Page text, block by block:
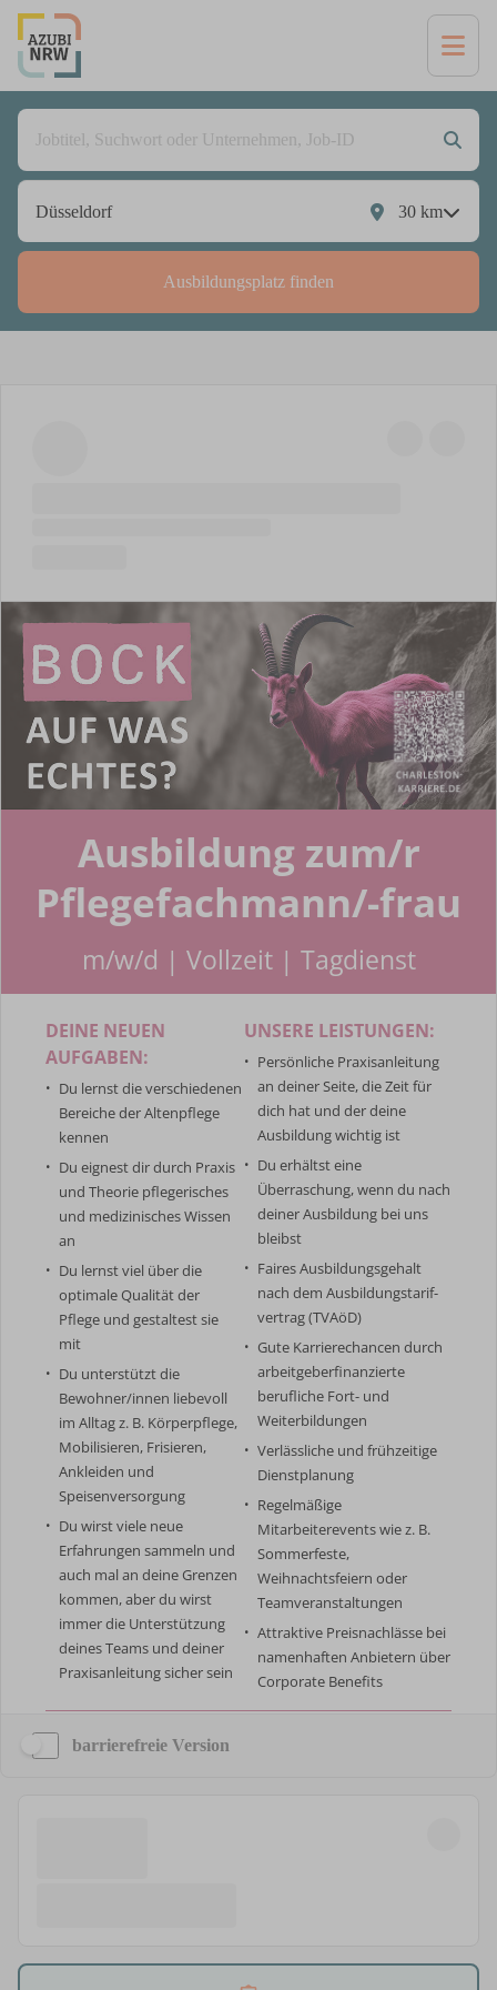
30 km
Ausbildungsplatz finden
barrierefreie Version